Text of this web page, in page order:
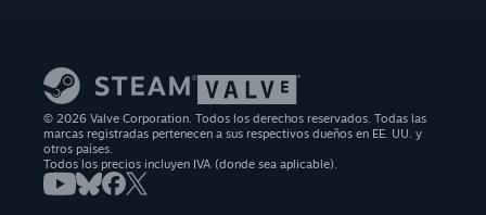
© 2026 Valve Corporation. Todos los derechos reservados. Todas las
marcas registradas pertenecen a sus respectivos dueños en EE. UU. y
otros países.
Todos los precios incluyen IVA (donde sea aplicable).